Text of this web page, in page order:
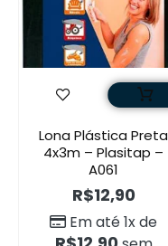
Lona Plástica Preta
4x3m – Plasitap –
A061
R$12,90
Em até 1x de